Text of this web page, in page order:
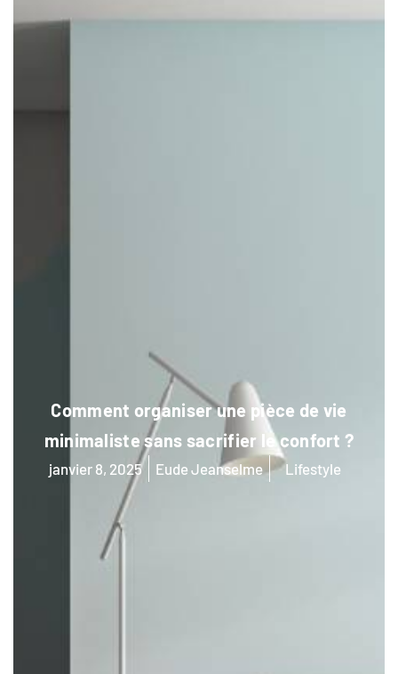
Comment organiser une pièce de vie
minimaliste sans sacrifier le confort ?
janvier 8, 2025 Eude Jeanselme Lifestyle